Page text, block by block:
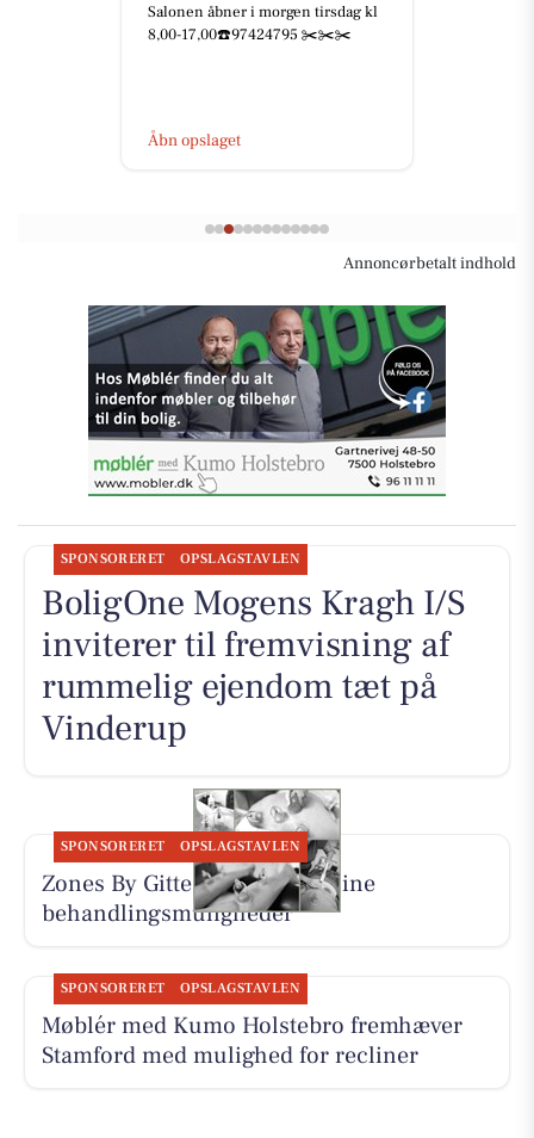
Salonen åbner i morgen tirsdag kl
8,00-17,00☎️97424795 ✂️✂️✂️
Åbn opslaget
Annoncørbetalt indhold
SPONSORERET OPSLAGSTAVLEN
BoligOne Mogens Kragh I/S
inviterer til fremvisning af
rummelig ejendom tæt på
Vinderup
SPONSORERET OPSLAGSTAVLEN
Zones By Gitte præsenterer sine
behandlingsmuligheder
SPONSORERET OPSLAGSTAVLEN
Møblér med Kumo Holstebro fremhæver
Stamford med mulighed for recliner